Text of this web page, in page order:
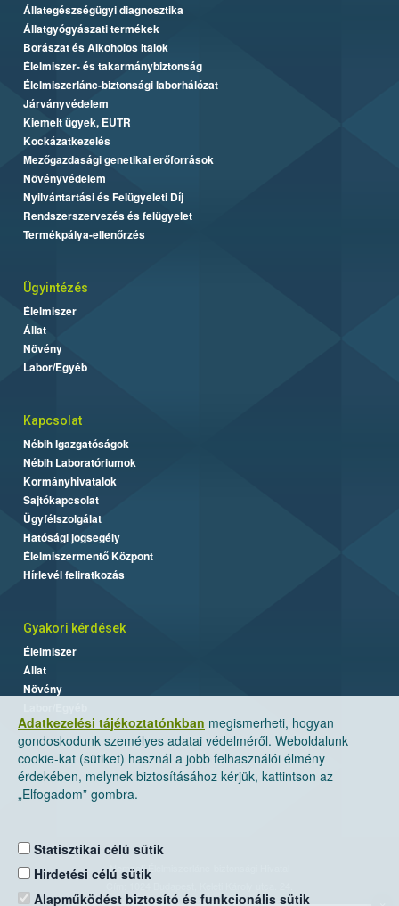
Adatkezelési tájékoztatónkban megismerheti, hogyan
gondoskodunk személyes adatai védelméről. Weboldalunk
cookie-kat (sütiket) használ a jobb felhasználói élmény
érdekében, melynek biztosításához kérjük, kattintson az
„Elfogadom” gombra.
Statisztikai célú sütik
Hirdetési célú sütik
Alapműködést biztosító és funkcionális sütik
Állategészségügyi diagnosztika
Állatgyógyászati termékek
Borászat és Alkoholos Italok
Élelmiszer- és takarmánybiztonság
Élelmiszerlánc-biztonsági laborhálózat
Járványvédelem
Kiemelt ügyek, EUTR
Kockázatkezelés
Mezőgazdasági genetikai erőforrások
Növényvédelem
Nyilvántartási és Felügyeleti Díj
Rendszerszervezés és felügyelet
Termékpálya-ellenőrzés
Ügyintézés
Élelmiszer
Állat
Növény
Labor/Egyéb
Kapcsolat
Nébih Igazgatóságok
Nébih Laboratóriumok
Kormányhivatalok
Sajtókapcsolat
Ügyfélszolgálat
Hatósági jogsegély
Élelmiszermentő Központ
Hírlevél feliratkozás
Gyakori kérdések
Élelmiszer
Állat
Növény
Nemzeti Élelmiszerlánc-biztonsági Hivatal
Levelezési cím: 1525 Budapest. Pf. 30.